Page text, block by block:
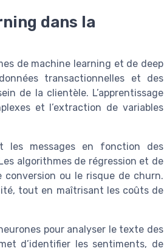
dans la
de machine learning et de deep
transactionnelles et des
de la clientèle. L’apprentissage
et l’extraction de variables
les messages en fonction des
algorithmes de régression et de
conversion ou le risque de churn.
tout en maîtrisant les coûts de
pour analyser le texte des
d’identifier les sentiments, de